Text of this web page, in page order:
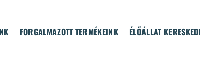
FORGALMAZOTT TERMÉKEINK ÉLŐÁLLAT